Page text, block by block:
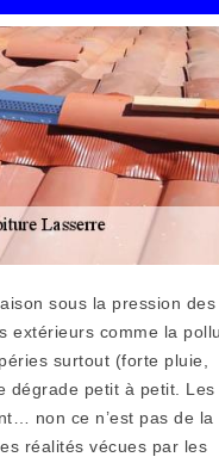
sous la pression des
extérieurs comme la
surtout (forte pluie,
dégrade petit à petit. Les
non ce n’est pas de la
réalités vécues par les